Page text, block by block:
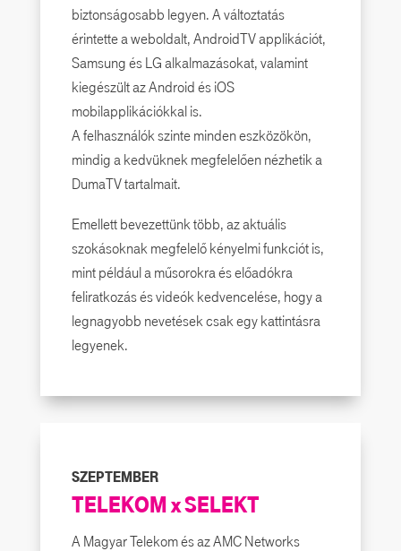
biztonságosabb legyen. A változtatás
érintette a weboldalt, AndroidTV applikációt,
Samsung és LG alkalmazásokat, valamint
kiegészült az Android és iOS
mobilapplikációkkal is.
A felhasználók szinte minden eszközökön,
mindig a kedvüknek megfelelően nézhetik a
DumaTV tartalmait.
Emellett bevezettünk több, az aktuális
szokásoknak megfelelő kényelmi funkciót is,
mint például a műsorokra és előadókra
feliratkozás és videók kedvencelése, hogy a
legnagyobb nevetések csak egy kattintásra
legyenek.
SZEPTEMBER
TELEKOM x SELEKT
A Magyar Telekom és az AMC Networks